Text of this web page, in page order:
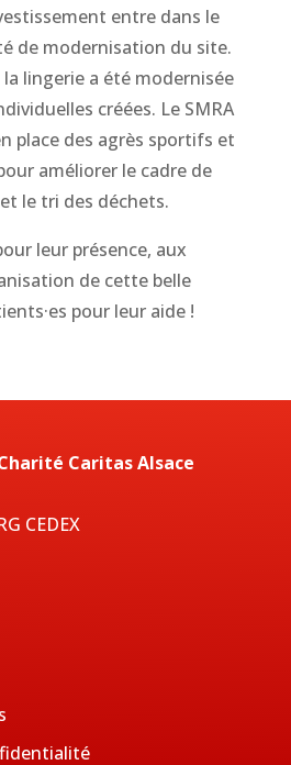
entre dans le
de modernisation du site.
la lingerie a été modernisée
créées. Le SMRA
place des agrès sportifs et
améliorer le cadre de
le tri des déchets.
leur présence, aux
de cette belle
pour leur aide !
Caritas Alsace
CEDEX